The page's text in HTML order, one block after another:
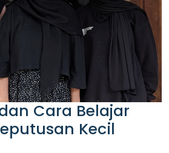
Cara Belajar
Kecil